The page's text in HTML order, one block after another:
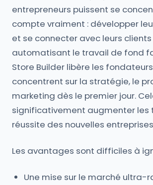
entrepreneurs puissent se
compte vraiment : développer
et se connecter avec leurs clients
automatisant le travail de fond
Store Builder libère les
concentrent sur la stratégie, le
marketing dès le premier jour.
significativement augmenter les
réussite des nouvelles
Les avantages sont difficiles à
Une mise sur le marché ultra-